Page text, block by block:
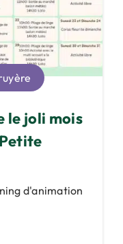
le joli mois
d'animation